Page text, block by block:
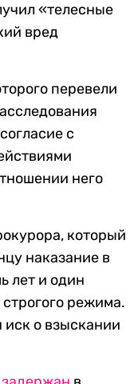
«телесные
вред
перевели
с
него
который
наказание в
лет и один
режима.
иск о взыскании